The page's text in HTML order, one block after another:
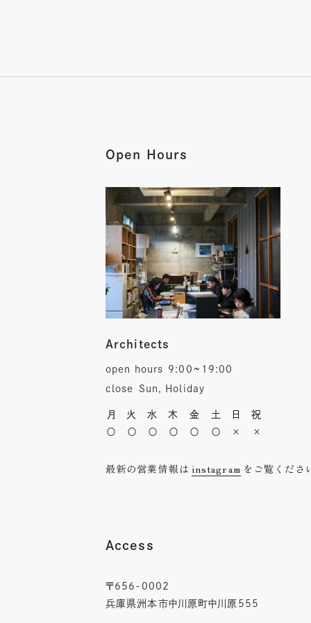
Open Hours
Architects
open hours
9:00~19:00
close
Sun, Holiday
月 火 水 木 金 土 日
祝
〇
〇 〇 〇 〇 〇 × ×
最新の営業情報は instagram をご覧くださ
Access
〒656-0002
兵庫県洲本市中川原町中川原555